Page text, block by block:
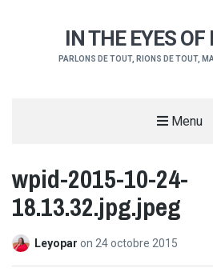
IN THE EYES OF
PARLONS DE TOUT, RIONS DE TOUT,
Menu
wpid-2015-10-24-
18.13.32.jpg.jpeg
Leyopar on 24 octobre 2015